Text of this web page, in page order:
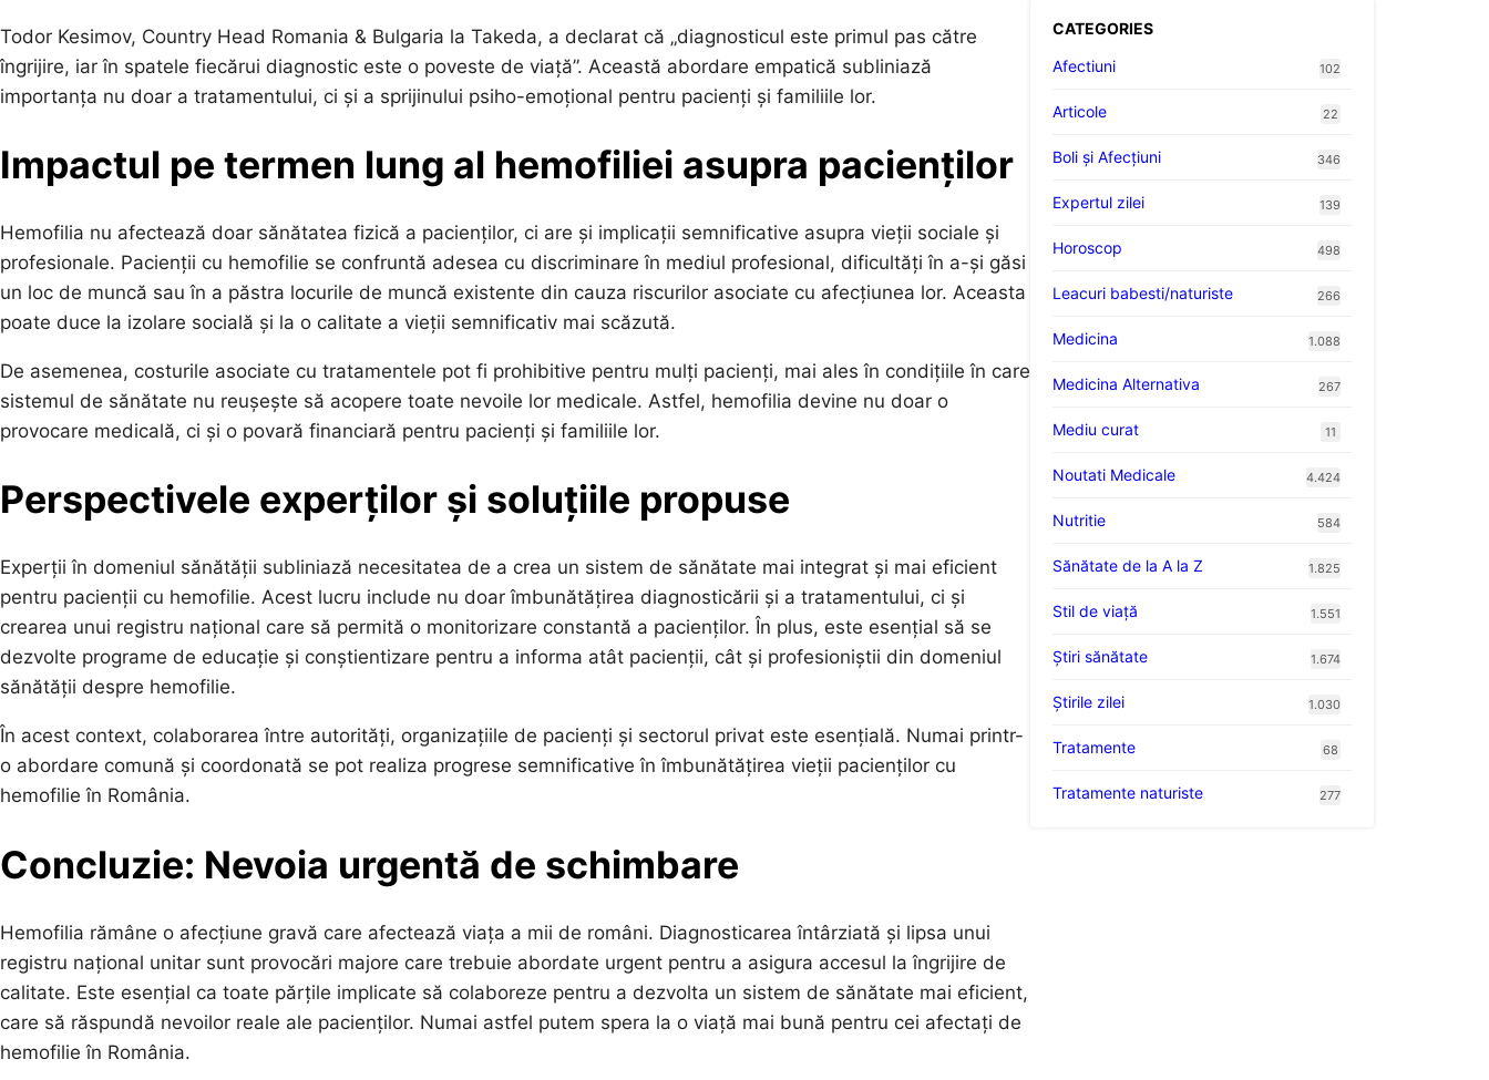
Todor Kesimov, Country Head Romania & Bulgaria la Takeda, a declarat că „diagnosticul este primul pas către
îngrijire, iar în spatele fiecărui diagnostic este o poveste de viață”. Această abordare empatică subliniază
importanța nu doar a tratamentului, ci și a sprijinului psiho-emoțional pentru pacienți și familiile lor.
Impactul pe termen lung al hemofiliei asupra pacienților
Hemofilia nu afectează doar sănătatea fizică a pacienților, ci are și implicații semnificative asupra vieții sociale și
profesionale. Pacienții cu hemofilie se confruntă adesea cu discriminare în mediul profesional, dificultăți în a-și găsi
un loc de muncă sau în a păstra locurile de muncă existente din cauza riscurilor asociate cu afecțiunea lor. Aceasta
poate duce la izolare socială și la o calitate a vieții semnificativ mai scăzută.
De asemenea, costurile asociate cu tratamentele pot fi prohibitive pentru mulți pacienți, mai ales în condițiile în care
sistemul de sănătate nu reușește să acopere toate nevoile lor medicale. Astfel, hemofilia devine nu doar o
provocare medicală, ci și o povară financiară pentru pacienți și familiile lor.
Perspectivele experților și soluțiile propuse
Experții în domeniul sănătății subliniază necesitatea de a crea un sistem de sănătate mai integrat și mai eficient
pentru pacienții cu hemofilie. Acest lucru include nu doar îmbunătățirea diagnosticării și a tratamentului, ci și
crearea unui registru național care să permită o monitorizare constantă a pacienților. În plus, este esențial să se
dezvolte programe de educație și conștientizare pentru a informa atât pacienții, cât și profesioniștii din domeniul
sănătății despre hemofilie.
În acest context, colaborarea între autorități, organizațiile de pacienți și sectorul privat este esențială. Numai printr-
o abordare comună și coordonată se pot realiza progrese semnificative în îmbunătățirea vieții pacienților cu
hemofilie în România.
Concluzie: Nevoia urgentă de schimbare
Hemofilia rămâne o afecțiune gravă care afectează viața a mii de români. Diagnosticarea întârziată și lipsa unui
registru național unitar sunt provocări majore care trebuie abordate urgent pentru a asigura accesul la îngrijire de
calitate. Este esențial ca toate părțile implicate să colaboreze pentru a dezvolta un sistem de sănătate mai eficient,
care să răspundă nevoilor reale ale pacienților. Numai astfel putem spera la o viață mai bună pentru cei afectați de
hemofilie în România.
CATEGORIES
Afectiuni
102
Articole 22
Boli și Afecțiuni 346
Expertul zilei 139
Horoscop 498
Leacuri babesti/naturiste 266
Medicina 1.088
Medicina Alternativa 267
Mediu curat 11
Noutati Medicale 4.424
Nutritie 584
Sănătate de la A la Z 1.825
Stil de viaţă 1.551
Ştiri sănătate 1.674
Știrile zilei 1.030
Tratamente 68
Tratamente naturiste 277